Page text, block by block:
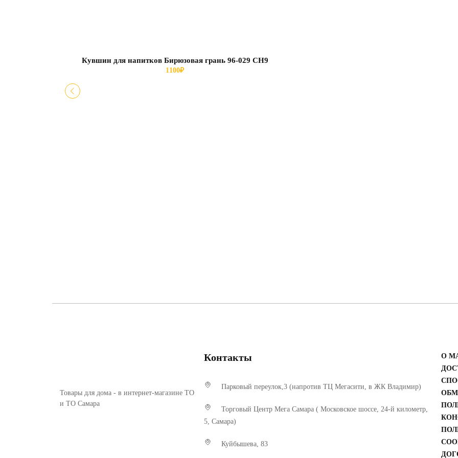
Кувшин для напитков Бирюзовая грань 96-029 СН9
1100₽
Товары для дома - в интернет-магазине ТО
и ТО Самара
Контакты
Парковый переулок,3 (напротив ТЦ Мегасити, в ЖК Владимир)
Торговый Центр Мега Самара ( Московское шоссе, 24-й километр,
5, Самара)
Куйбышева, 83
О